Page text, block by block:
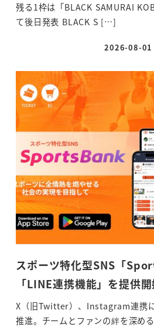
残る1枠は「BLACK SAMURAI
て後日発表 BLACK S […]
投稿日
2026-08-01
スポーツ特化型SNS「
「LINE連携機能」を提供
X（旧Twitter）、Instagram連携
推進。チームとファンの絆を深め